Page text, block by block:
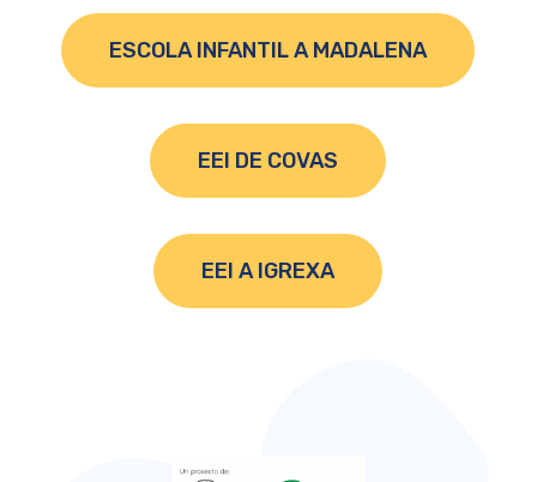
ESCOLA INFANTIL A MADALENA
EEI DE COVAS
EEI A IGREXA